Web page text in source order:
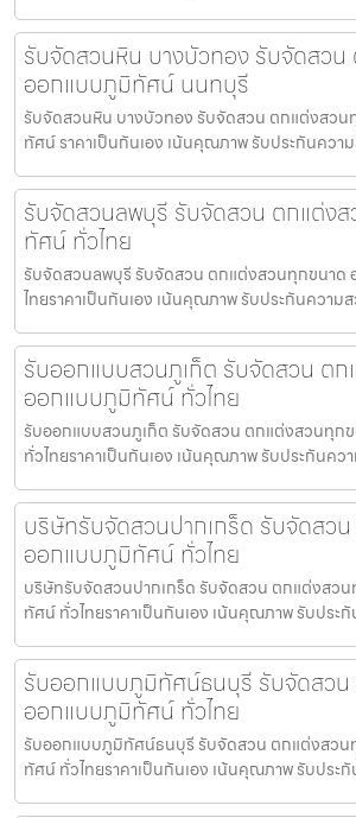
รับจัดสวนหิน บางบัวทอง รับจัดสวน
ออกแบบภูมิทัศน์ นนทบุรี
รับจัดสวนหิน บางบัวทอง รับจัดสวน ตกแต่งสว
ทัศน์ ราคาเป็นกันเอง เน้นคุณภาพ รับประกันควา
รับจัดสวนลพบุรี รับจัดสวน ตกแต่ง
ทัศน์ ทั่วไทย
รับจัดสวนลพบุรี รับจัดสวน ตกแต่งสวนทุกขนาด
ไทยราคาเป็นกันเอง เน้นคุณภาพ รับประกันความ
รับออกแบบสวนภูเก็ต รับจัดสวน ตก
ออกแบบภูมิทัศน์ ทั่วไทย
รับออกแบบสวนภูเก็ต รับจัดสวน ตกแต่งสวนทุก
ทั่วไทยราคาเป็นกันเอง เน้นคุณภาพ รับประกันคว
บริษัทรับจัดสวนปากเกร็ด รับจัดสว
ออกแบบภูมิทัศน์ ทั่วไทย
บริษัทรับจัดสวนปากเกร็ด รับจัดสวน ตกแต่งสว
ทัศน์ ทั่วไทยราคาเป็นกันเอง เน้นคุณภาพ รับประ
รับออกแบบภูมิทัศน์ธนบุรี รับจัดสวน
ออกแบบภูมิทัศน์ ทั่วไทย
รับออกแบบภูมิทัศน์ธนบุรี รับจัดสวน ตกแต่งสว
ทัศน์ ทั่วไทยราคาเป็นกันเอง เน้นคุณภาพ รับประ